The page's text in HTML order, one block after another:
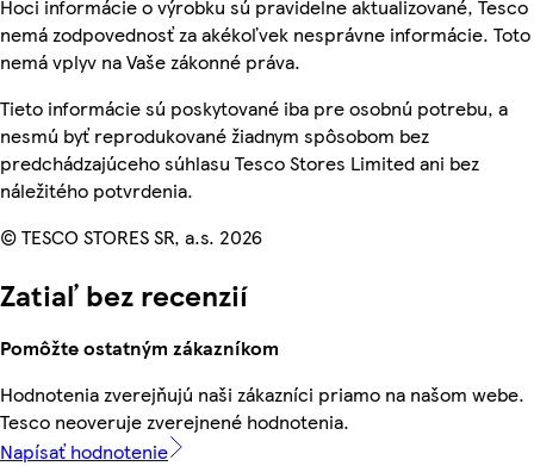
Hoci informácie o výrobku sú pravidelne aktualizované, Tesco
nemá zodpovednosť za akékoľvek nesprávne informácie. Toto
nemá vplyv na Vaše zákonné práva.
Tieto informácie sú poskytované iba pre osobnú potrebu, a
nesmú byť reprodukované žiadnym spôsobom bez
predchádzajúceho súhlasu Tesco Stores Limited ani bez
náležitého potvrdenia.
© TESCO STORES SR, a.s. 2026
Zatiaľ bez recenzií
Pomôžte ostatným zákazníkom
Hodnotenia zverejňujú naši zákazníci priamo na našom webe.
Tesco neoveruje zverejnené hodnotenia.
Napísať hodnotenie